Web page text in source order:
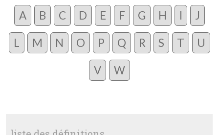
A B C D E F G H I J
L M N O P Q R S T U
V W